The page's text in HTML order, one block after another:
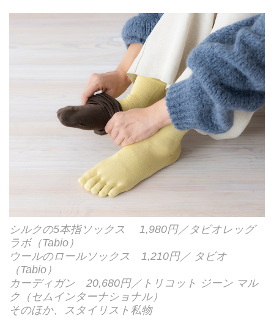
シルクの5本指ソックス 1,980円／タビオレッグ
ラボ（Tabio）
ウールのロールソックス 1,210円／ タビオ
（Tabio）
カーディガン 20,680円／トリコット ジーン マル
ク（セムインターナショナル）
そのほか、スタイリスト私物